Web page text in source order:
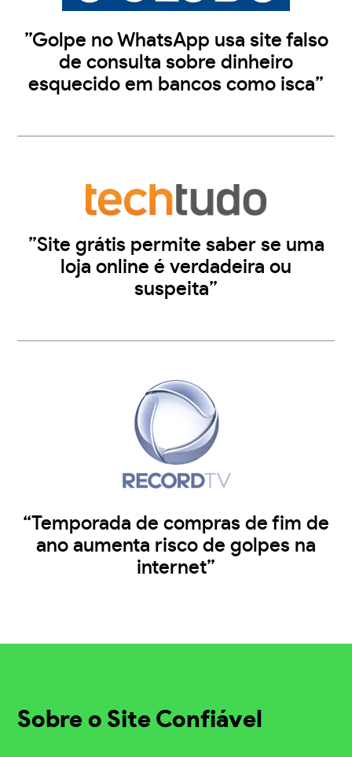
”Golpe no WhatsApp usa site falso
de consulta sobre dinheiro
esquecido em bancos como isca”
”Site grátis permite saber se uma
loja online é verdadeira ou
suspeita”
“Temporada de compras de fim de
ano aumenta risco de golpes na
internet”
Sobre o Site Confiável